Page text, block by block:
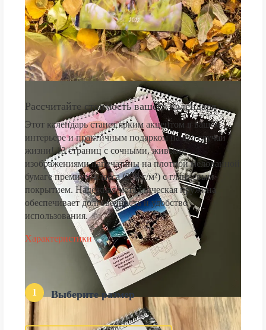
Рассчитайте стоимость вашего календаря
Этот календарь станет ярким акцентом в вашем
интерьере и практичным подарком на все случаи
жизни! 13 страниц с сочными, живыми
изображениями напечатаны на плотной мелованной
бумаге премиум-класса (250 г/м²) с глянцевым
покрытием. Надёжная металлическая пружина
обеспечивает долговечность и удобство
использования.
Характеристики
1 Выберите размер